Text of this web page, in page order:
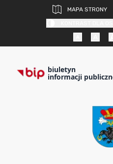
MAPA STRONY
biuletyn
informacji